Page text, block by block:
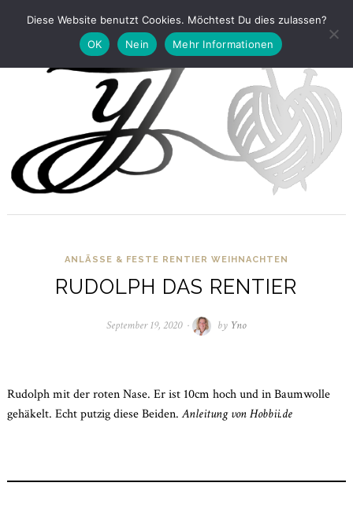
ANLÄSSE & FESTE RENTIER WEIHNACHTEN
RUDOLPH DAS RENTIER
September 19, 2020April
by Yno
Rudolph mit der roten Nase. Er ist 10cm hoch und in Baumwolle
gehäkelt. Echt putzig diese Beiden.Anleitung von Hobbii.de
Diese Website benutzt Cookies. Möchtest Du dies zulassen?
OK
Nein Mehr Informationen